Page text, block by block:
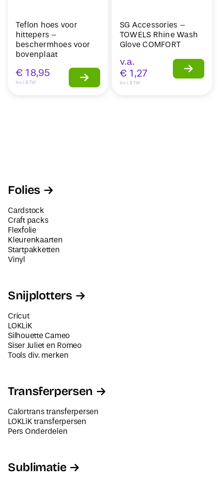
Teflon hoes voor
hittepers –
beschermhoes voor
bovenplaat
€ 18,95
Incl. BTW
SG Accessories –
TOWELS Rhine Wash
Glove COMFORT
v.a.
€ 1,27
Incl. BTW
Folies
Cardstock
Craft packs
Flexfolie
Kleurenkaarten
Startpakketten
Vinyl
Snijplotters
Cricut
LOKLiK
Silhouette Cameo
Siser Juliet en Romeo
Tools div. merken
Transferpersen
Calortrans transferpersen
LOKLiK transferpersen
Pers Onderdelen
Sublimatie